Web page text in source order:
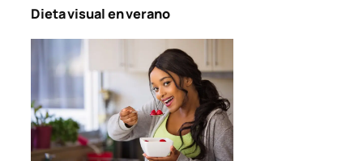
Dieta visual en verano